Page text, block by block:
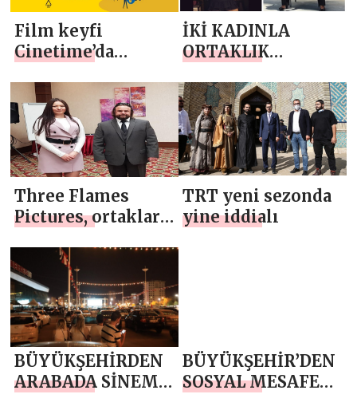
Film keyfi
Cinetime’da
İKİ KADINLA
ORTAKLIK
Three Flames
Pictures, ortakları
adımlarla devam
ediyorlar
TRT yeni sezonda
yine iddialı
BÜYÜKŞEHİRDEN
ARABADA SİNEMA
BÜYÜKŞEHİR’DEN
SOSYAL MESAFELİ